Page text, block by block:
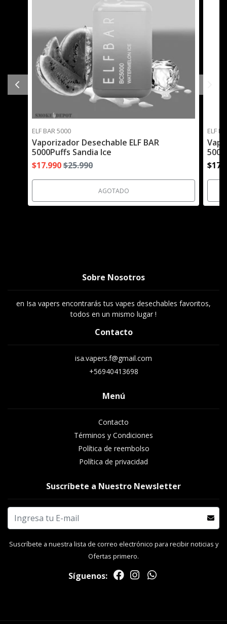
ELF BAR 5000
Vaporizador Desechable ELF BAR
5000Puffs Sandia Ice
$17.990$25.990
AGOTADO
ELF
Sobre Nosotros
en Isa vapers encontrarás tus vapes desechables favoritos,
todos en un mismo lugar !
Contacto
isa.vapers.f@gmail.com
+56940413698
Menú
Contacto
Términos y Condiciones
Política de reembolso
Política de privacidad
Suscríbete a Nuestro Newsletter
Suscríbete a nuestra lista de correo electrónico para recibir noticias y
Ofertas primero.
Síguenos: